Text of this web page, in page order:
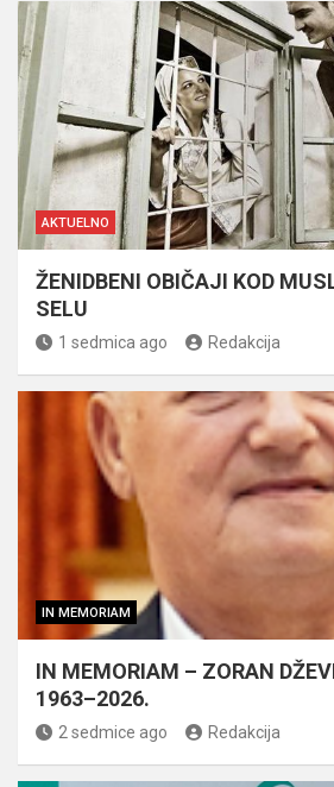
AKTUELNO
ŽENIDBENI OBIČAJI KOD
SELU
1 sedmica ago Redakcija
IN MEMORIAM
IN MEMORIAM – ZORAN
1963–2026.
2 sedmice ago Redakcija